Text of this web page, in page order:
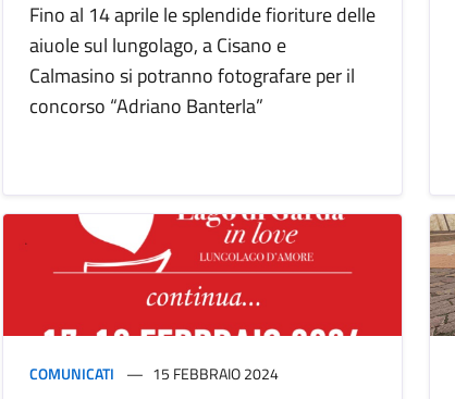
Fino al 14 aprile le splendide fioriture delle
aiuole sul lungolago, a Cisano e
Calmasino si potranno fotografare per il
concorso “Adriano Banterla”
COMUNICATI 15 FEBBRAIO 2024